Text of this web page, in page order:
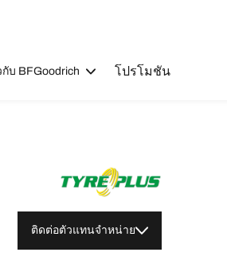
กับ BFGoodrich โปรโมชัน
ติดต่อตัวแทนจำหน่าย